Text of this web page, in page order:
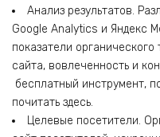
Анализ результатов.
Google Analytics и Яндекс
показатели
сайта, вовлеченность и
бесплатный инструмент,
почитать здесь.
Целевые посетители.